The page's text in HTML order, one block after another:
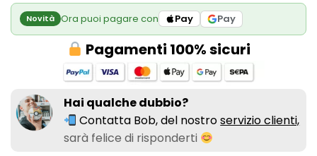
Novità Ora puoi pagare con Pay Pay
Pagamenti 100% sicuri
Hai qualche dubbio?
Contatta Bob, del nostroservizio clienti,
sarà felice di risponderti